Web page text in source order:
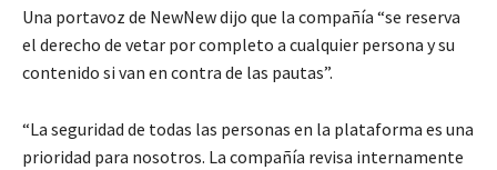
Una portavoz de NewNew dijo que la compañía “se reserva
el derecho de vetar por completo a cualquier persona y su
contenido si van en contra de las pautas”.
“La seguridad de todas las personas en la plataforma es una
prioridad para nosotros. La compañía revisa internamente